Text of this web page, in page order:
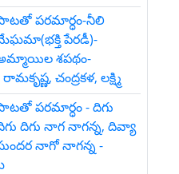
పరమార్ధం-నీలి
పేరడీ)-
శపథం-
చంద్రకళ, లక్ష్మి
పరమార్ధం - దిగు
దిగు నాగ నాగన్న, దివ్యా
నాగో నాగన్న -